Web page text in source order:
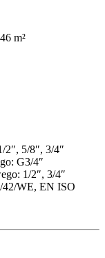
m²
2″, 5/8″, 3/4″
G3/4″
1/2″, 3/4″
42/WE, EN ISO